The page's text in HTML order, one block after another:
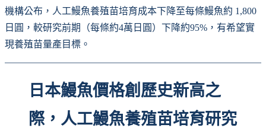
機構公布，人工鰻魚養殖苗培育成本下降至每條鰻魚約 1,800
日圓，較研究前期（每條約4萬日圓）下降約95%，有希望實
現養殖苗量產目標。
日本鰻魚價格創歷史新高之
際，人工鰻魚養殖苗培育研究